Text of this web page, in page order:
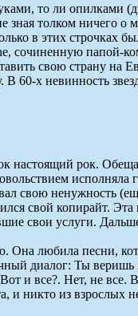
то ли опилками
зная толком ничего о
в этих строчках
сочиненную папой-
свою страну на
В 60-х невинность
настоящий рок.
исполняла
свою ненужность
свой копирайт. Эта
свои услуги.
Она любила песни,
диалог: Ты веришь
и все?. Нет, не все.
и никто из взрослых